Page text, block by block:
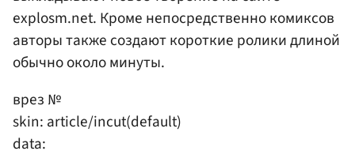
explosm.net. Кроме непосредственно комиксов
авторы также создают короткие ролики длиной
обычно около минуты.
врез №
skin: article/incut(default)
data: